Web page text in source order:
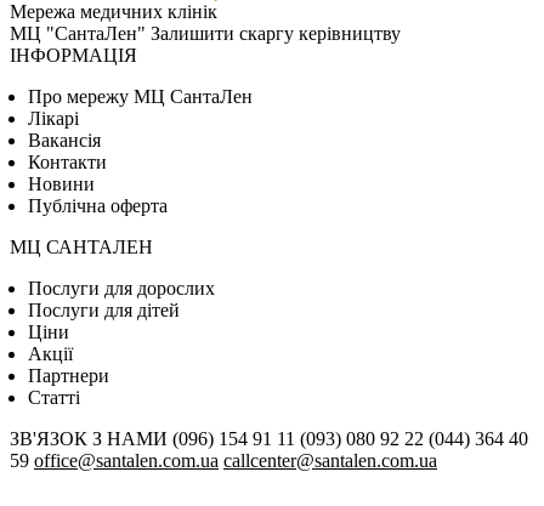
Мережа медичних клінік
МЦ "СантаЛен" Залишити скаргу керівництву
ІНФОРМАЦІЯ
Про мережу МЦ СантаЛен
Лікарі
Вакансія
Контакти
Новини
Публічна оферта
МЦ САНТАЛЕН
Послуги для дорослих
Послуги для дітей
Цiни
Акції
Партнери
Статті
ЗВ'ЯЗОК З НАМИ (096) 154 91 11 (093) 080 92 22 (044) 364 40
59 office@santalen.com.ua callcenter@santalen.com.ua